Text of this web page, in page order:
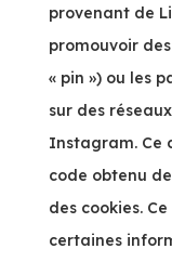
provenant de
promouvoir
« pin ») ou les
sur des
Instagram. Ce
code obtenu
des cookies.
certaines